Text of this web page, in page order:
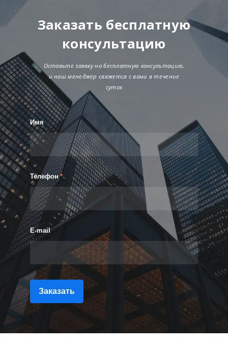
Заказать бесплатную
консультацию
Оставьте заявку на бесплатную консультацию,
и наш менеджер свяжется с вами в течение
суток
Имя
Телефон *
E-mail
Заказать